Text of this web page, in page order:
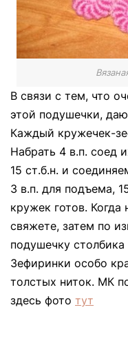
В связи с тем, что
этой подушечки,
Каждый кружечек-
Набрать 4 в.п. соед
15 ст.б.н. и
3 в.п. для подъема,
кружек готов.
свяжете, затем по
подушечку столбика
Зефиринки особо
толстых ниток. МК
здесь фото тут